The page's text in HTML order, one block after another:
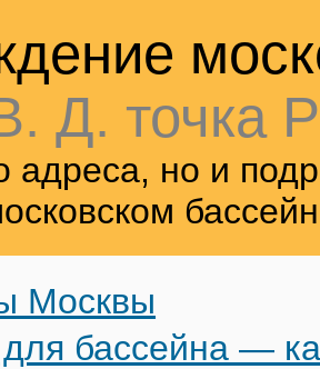
Д. точка
адреса, но и
Москвы
бассейна —